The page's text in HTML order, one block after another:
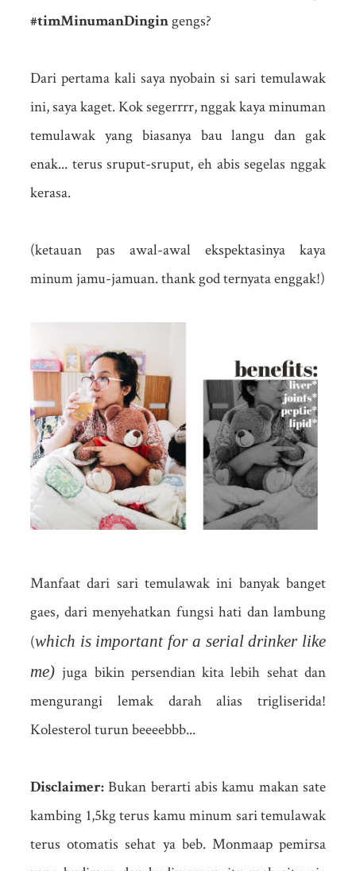
#timMinumanDingin gengs?
Dari pertama kali saya nyobain si sari temulawak
ini, saya kaget. Kok segerrrr, nggak kaya minuman
temulawak yang biasanya bau langu dan gak
enak... terus sruput-sruput, eh abis segelas nggak
kerasa.
(ketauan pas awal-awal ekspektasinya kaya
minum jamu-jamuan. thank god ternyata enggak!)
Manfaat dari sari temulawak ini banyak banget
gaes, dari menyehatkan fungsi hati dan lambung
(which is important for a serial drinker like
me)juga bikin persendian kita lebih sehat dan
mengurangi lemak darah alias trigliserida!
Kolesterol turun beeeebbb...
Disclaimer:Bukan berarti abis kamu makan sate
kambing 1,5kg terus kamu minum sari temulawak
terus otomatis sehat ya beb. Monmaap pemirsa